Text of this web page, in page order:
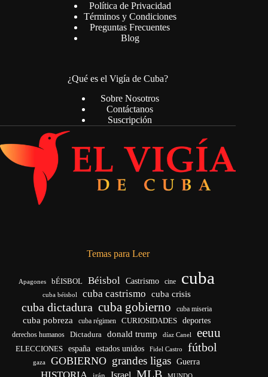
Política de Privacidad
Términos y Condiciones
Preguntas Frecuentes
Blog
¿Qué es el Vigía de Cuba?
Sobre Nosotros
Contáctanos
Suscripción
Temas para Leer
Apagones bÉISBOL Béisbol Castrismo cine cuba
cuba béisbol cuba castrismo cuba crisis
cuba dictadura cuba gobierno cuba miseria
cuba pobreza cuba régimen CURIOSIDADES deportes
derechos humanos Dictadura donald trump díaz Canel eeuu
ELECCIONES españa estados unidos Fidel Castro fútbol
gaza GOBIERNO grandes ligas Guerra
Israel MLB